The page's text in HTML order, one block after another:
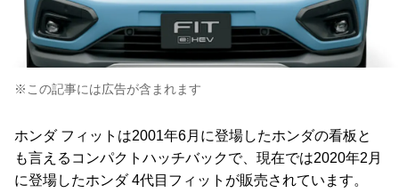
※この記事には広告が含まれます
ホンダ フィットは2001年6月に登場したホンダの看板と
も言えるコンパクトハッチバックで、現在では2020年2月
に登場したホンダ 4代目フィットが販売されています。